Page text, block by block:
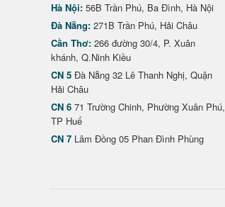
Hà Nội: 56B Trần Phú, Ba Đình, Hà Nội
Đà Nẵng: 271B Trần Phú, Hải Châu
Cần Thơ: 266 đường 30/4, P. Xuân
khánh, Q.Ninh Kiều
CN 5 Đà Nẵng 32 Lê Thanh Nghị, Quận
Hải Châu
CN 6 71 Trường Chinh, Phường Xuân Phú,
TP Huế
CN 7 Lâm Đồng 05 Phan Đình Phùng